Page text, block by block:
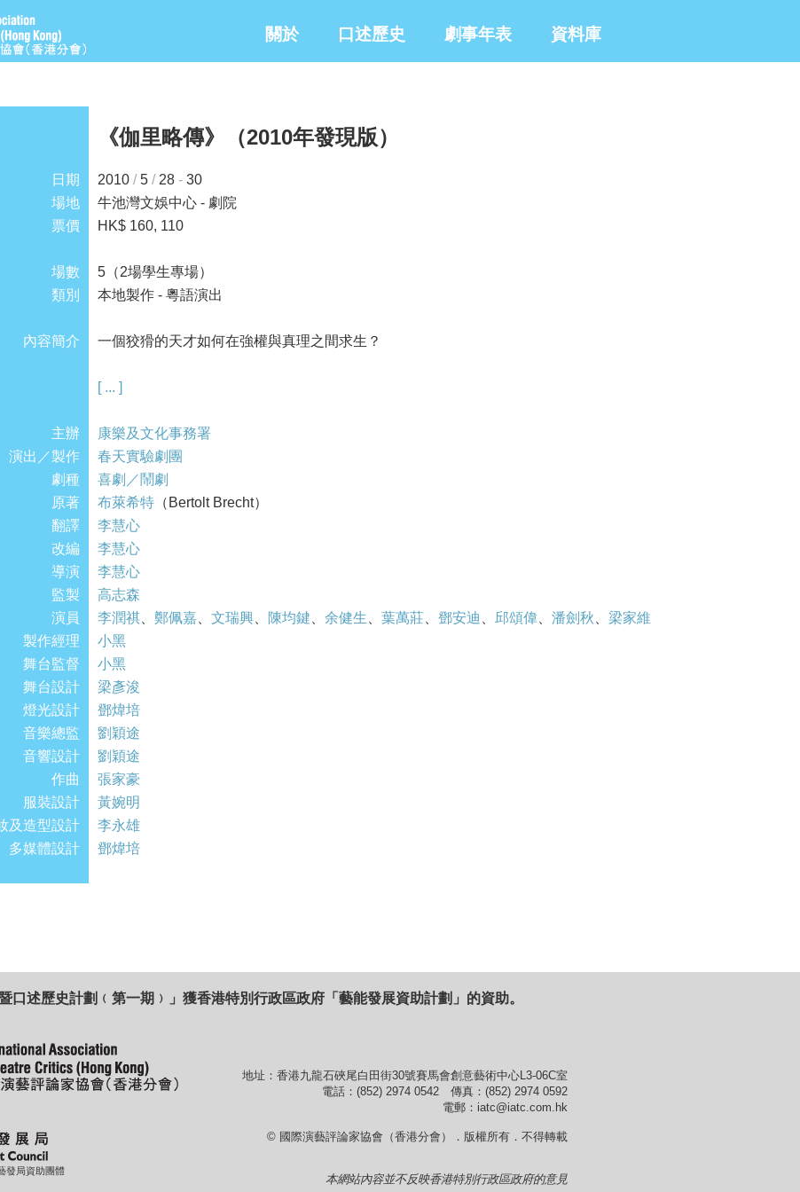
關於 口述歷史 劇事年表 資料庫
《伽里略傳》（2010年發現版）
日期 2010 /5 /28 - 30
場地
牛池灣文娛中心 - 劇院
票價
HK$ 160, 110
場數
5（2場學生專場）
類別
本地製作 - 粵語演出
內容簡介 一個狡猾的天才如何在強權與真理之間求生？
《伽里略傳》是德國劇作家布萊希特根據伽里略生平而改編的演出。他的劇作著重於觀眾對
《伽里略傳》中的伽里略，並不只是一個偉大的科學家。他如常人一樣，要面對生計的問
題，同一時間亦因為自己的研究飽受壓迫。因此，此劇不單是關於天文學的發展史，亦是一
齣刺激思考的演出。
[ ... ]
主辦
康樂及文化事務署
演出／製作
春天實驗劇團
劇種
喜劇／鬧劇
原著
布萊希特 （Bertolt Brecht）
翻譯
李慧心
改編
李慧心
導演
李慧心
監製
高志森
演員
李潤祺 鄭佩嘉 文瑞興 陳均鍵 余健生 葉萬莊 鄧安迪 邱頌偉 潘劍秋
梁家維
製作經理
小黑
舞台監督
小黑
舞台設計
梁彥浚
燈光設計
鄧煒培
音樂總監
劉穎途
音響設計
劉穎途
作曲
張家豪
服裝設計
黃婉明
及造型設計
李永雄
多媒體設計
鄧煒培
口述歷史計劃﹙第一期﹚」獲香港特別行政區政府「藝能發展資助計劃」的資助。
發局資助團體
地址：香港九龍石硤尾白田街30號賽馬會創意藝術中心L3-06C室
電話：(852) 2974 0542 傳真：(852) 2974 0592
電郵：iatc@iatc.com.hk
© 國際演藝評論家協會（香港分會）．版權所有．不得轉載
本網站內容並不反映香港特別行政區政府的意見